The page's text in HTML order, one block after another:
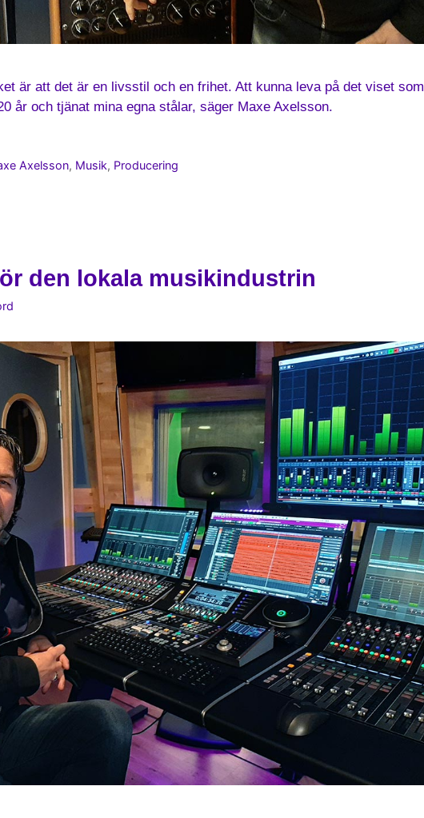
är att det är en livsstil och en frihet. Att kunna leva på det viset som
år och tjänat mina egna stålar, säger Maxe Axelsson.
Axelsson, Musik, Producering
den lokala musikindustrin